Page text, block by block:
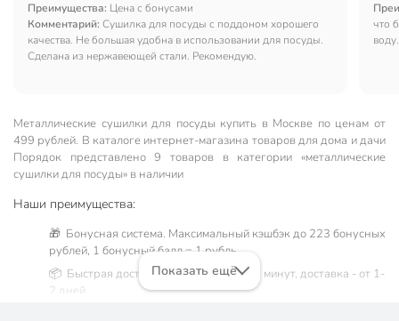
Преимущества: Цена с бонусами
Комментарий: Сушилка для посуды с поддоном хорошего
качества. Не большая удобна в использовании для посуды.
Сделана из нержавеющей стали. Рекомендую.
что
Металлические сушилки для посуды купить в Москве по ценам от
499 рублей. В каталоге интернет-магазина товаров для дома и дачи
Порядок представлено 9 товаров в категории «металлические
сушилки для посуды» в наличии
Наши преимущества:
🎁 Бонусная система. Максимальный кэшбэк до 223 бонусных
рублей, 1 бонусный балл = 1 рубль.
📦 Быстрая доставка. Самовывоз от 60 минут, доставка - от 1-
2 дней.
Показать ещё